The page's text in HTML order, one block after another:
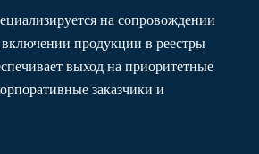
на сопровождении
продукции в реестры
выход на приоритетные
заказчики и